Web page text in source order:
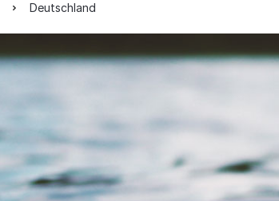
Deutschland